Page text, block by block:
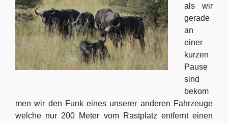
als wir
gerade
an
einer
kurzen
Pause
sind
bekom
men wir den Funk eines unserer anderen Fahrzeuge
welche nur 200 Meter vom Rastplatz entfernt einen